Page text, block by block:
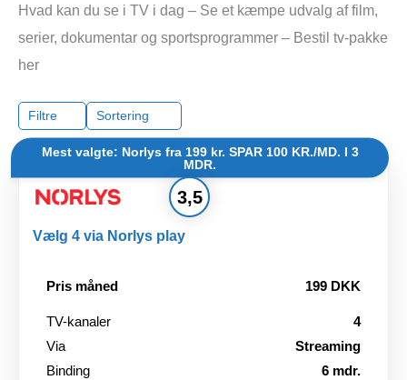
Hvad kan du se i TV i dag – Se et kæmpe udvalg af film,
serier, dokumentar og sportsprogrammer – Bestil tv-pakke
her
Filtre Sortering
Mest valgte: Norlys fra 199 kr. SPAR 100 KR./MD. I 3
MDR.
Vælg 4 via Norlys play
3,5
Pris måned 199 DKK
TV-kanaler
4
Via
Streaming
Binding
6 mdr.